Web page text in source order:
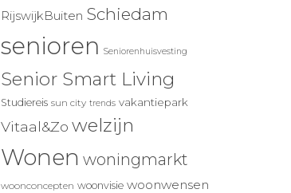
RijswijkBuiten Schiedam
senioren Seniorenhuisvesting
Senior Smart Living
Studiereis sun city trends vakantiepark
Vitaal&Zo welzijn
Wonen woningmarkt
woonconcepten woonvisie woonwensen